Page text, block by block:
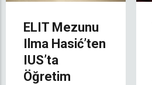
ELIT Mezunu
Ilma Hasić’ten
IUS’ta
Öğretim